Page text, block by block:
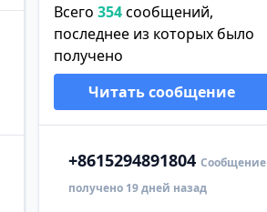
Всего 354сообщений,
последнее из которых было
получено
Читать сообщение
+8615294891804 Сообщение
получено 19 дней назад